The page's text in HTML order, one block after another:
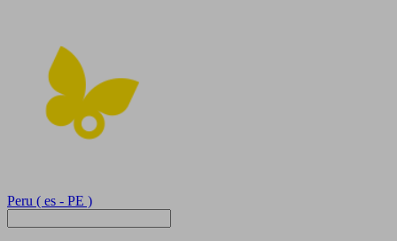
Peru ( es - PE )